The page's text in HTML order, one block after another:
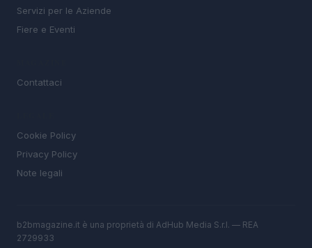
Servizi per le Aziende
Fiere e Eventi
Contattaci
Cookie Policy
Privacy Policy
Note legali
b2bmagazine.it è una proprietà di AdHub Media S.r.l. — REA
2729933